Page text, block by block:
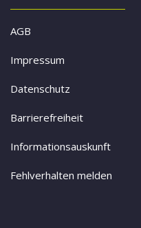
AGB
Impressum
Datenschutz
Barrierefreiheit
Informationsauskunft
Fehlverhalten melden